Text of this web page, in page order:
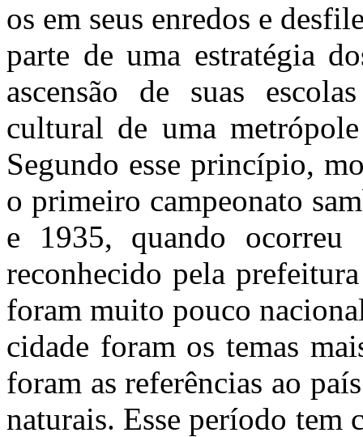
os em seus enredos e
parte de uma estratégia
ascensão de suas
cultural de uma
Segundo esse princípio,
o primeiro campeonato
e 1935, quando
reconhecido pela
foram muito pouco
cidade foram os temas
foram as referências ao
naturais. Esse período